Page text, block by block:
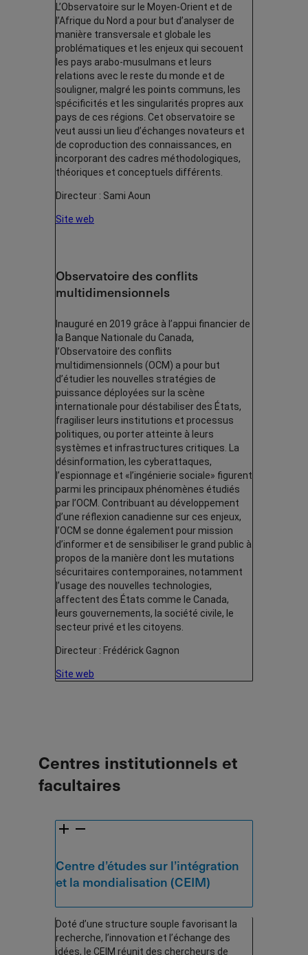
L’Observatoire sur le Moyen-Orient et de
l’Afrique du Nord a pour but d’analyser de
manière transversale et globale les
problématiques et les enjeux qui secouent
les pays arabo-musulmans et leurs
relations avec le reste du monde et de
souligner, malgré les points communs, les
spécificités et les singularités propres aux
pays de ces régions. Cet observatoire se
veut aussi un lieu d’échanges novateurs et
de coproduction des connaissances, en
incorporant des cadres méthodologiques,
théoriques et conceptuels différents.
Directeur : Sami Aoun
Site web
Observatoire des conflits
multidimensionnels
Inauguré en 2019 grâce à l’appui financier de
la Banque Nationale du Canada,
l’Observatoire des conflits
multidimensionnels (OCM) a pour but
d’étudier les nouvelles stratégies de
puissance déployées sur la scène
internationale pour déstabiliser des États,
fragiliser leurs institutions et processus
politiques, ou porter atteinte à leurs
systèmes et infrastructures critiques. La
désinformation, les cyberattaques,
l’espionnage et «l’ingénierie sociale» figurent
parmi les principaux phénomènes étudiés
par l’OCM. Contribuant au développement
d’une réflexion canadienne sur ces enjeux,
l’OCM se donne également pour mission
d’informer et de sensibiliser le grand public à
propos de la manière dont les mutations
sécuritaires contemporaines, notamment
l’usage des nouvelles technologies,
affectent des États comme le Canada,
leurs gouvernements, la société civile, le
secteur privé et les citoyens.
Directeur : Frédérick Gagnon
Site web
Centres institutionnels et
facultaires
Centre d’études sur l’intégration
et la mondialisation (CEIM)
Doté d’une structure souple favorisant la
recherche, l’innovation et l’échange des
idées, le CEIM réunit des chercheurs de